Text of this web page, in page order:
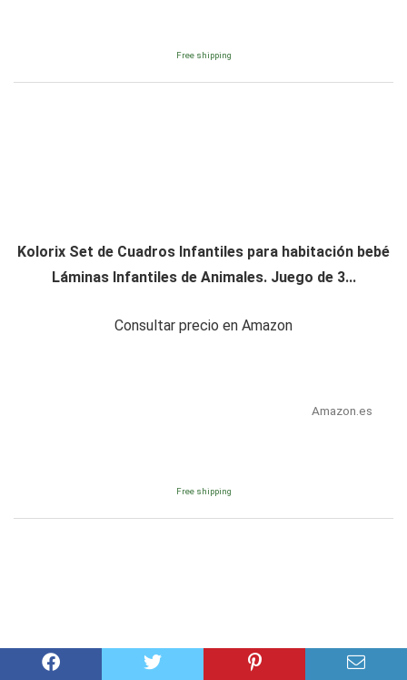
Free shipping
Kolorix Set de Cuadros Infantiles para habitación bebé
Láminas Infantiles de Animales. Juego de 3...
Consultar precio en Amazon
Amazon.es
Free shipping